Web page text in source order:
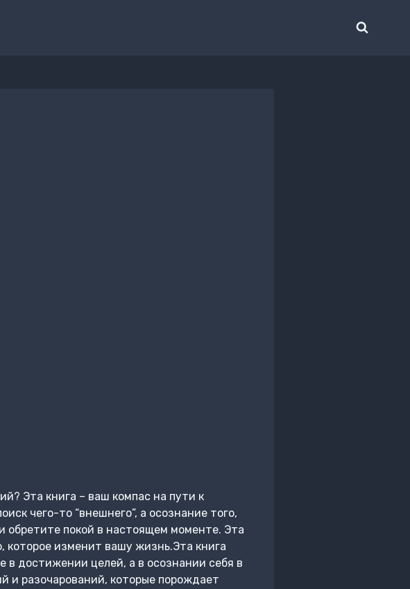
Эта книга – ваш компас на пути к
чего-то “внешнего”, а осознание того,
обретите покой в настоящем моменте. Эта
которое изменит вашу жизнь.Эта книга
в достижении целей, а в осознании себя в
и разочарований, которые порождает